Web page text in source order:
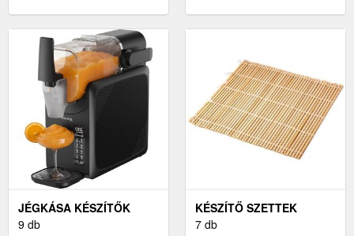
JÉGKÁSA KÉSZÍTŐK
9 db
KÉSZÍTŐ SZETTEK
7 db